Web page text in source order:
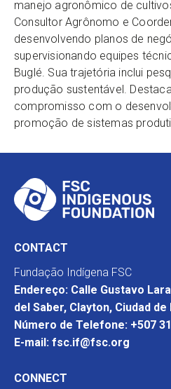
manejo agronômico de
Consultor Agrônomo e
desenvolvendo planos de
supervisionando equipes
Buglé. Sua trajetória inclui
produção sustentável.
compromisso com o
promoção de sistemas
CONTACT
Fundação Indígena FSC
Endereço: Calle Gustavo
del Saber, Clayton, Ciudad de
Número de Telefone: +507
E-mail: fsc.if@fsc.org
CONNECT